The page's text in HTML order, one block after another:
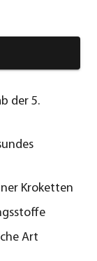
der 5.
Kroketten
Art